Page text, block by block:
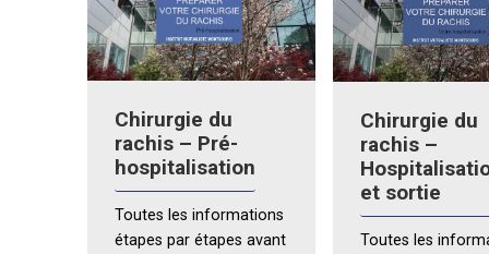
Chirurgie du
rachis – Pré-
hospitalisation
Toutes les informations
étapes par étapes avant
Chirurgie du
rachis –
et sortie
Toutes les